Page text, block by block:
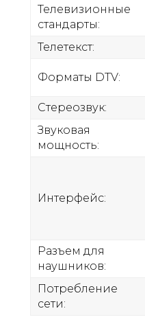
Телевизионные
стандарты:
Телетекст:
Форматы DTV:
Стереозвук:
Звуковая
мощность:
Интерфейс:
Разъем для
наушников:
Потребление
сети: